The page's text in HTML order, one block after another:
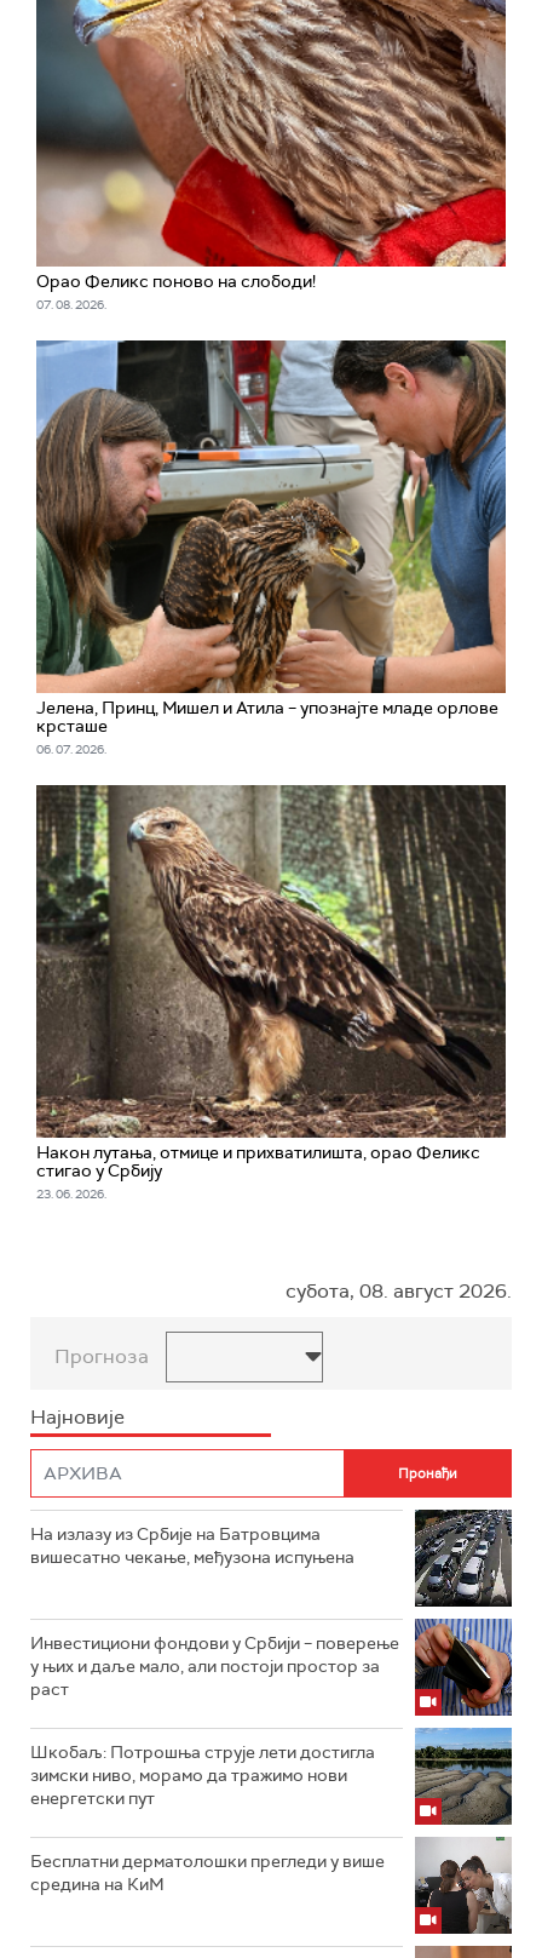
Орао Феликс поново на слободи!
07. 08. 2026.
Јелена, Принц, Мишел и Атила – упознајте младе орлове
крсташе
06. 07. 2026.
Након лутања, отмице и прихватилишта, орао Феликс
стигао у Србију
23. 06. 2026.
субота, 08. август 2026.
Прогноза
Најновије
На излазу из Србије на Батровцима
вишесатно чекање, међузона испуњена
Инвестициони фондови у Србији – поверење
у њих и даље мало, али постоји простор за
раст
Шкобаљ: Потрошња струје лети достигла
зимски ниво, морамо да тражимо нови
енергетски пут
Бесплатни дерматолошки прегледи у више
средина на КиМ